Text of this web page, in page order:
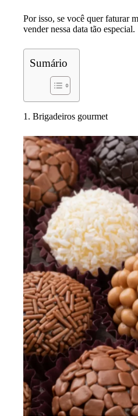
Por isso, se você quer faturar
vender nessa data tão especial.
Sumário
1. Brigadeiros gourmet